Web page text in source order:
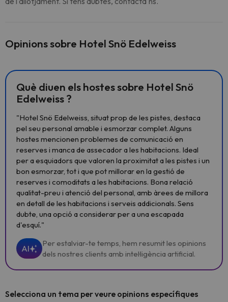
Opinions sobre Hotel Snö Edelweiss
Què diuen els hostes sobre Hotel Snö
Edelweiss ?
"Hotel Snö Edelweiss, situat prop de les pistes, destaca
pel seu personal amable i esmorzar complet. Alguns
hostes mencionen problemes de comunicació en
reserves i manca de assecador a les habitacions. Ideal
per a esquiadors que valoren la proximitat a les pistes i un
bon esmorzar, tot i que pot millorar en la gestió de
reserves i comoditats a les habitacions. Bona relació
qualitat-preu i atenció del personal, amb àrees de millora
en detall de les habitacions i serveis addicionals. Sens
dubte, una opció a considerar per a una escapada
d'esquí."
AI
Per estalviar-te temps, hem resumit les opinions
dels nostres clients amb intel·ligència artificial.
Selecciona un tema per veure opinions específiques